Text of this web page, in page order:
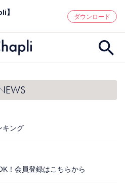
・占い師検索
】
ダウンロード
キング
！会員登録はこちらから